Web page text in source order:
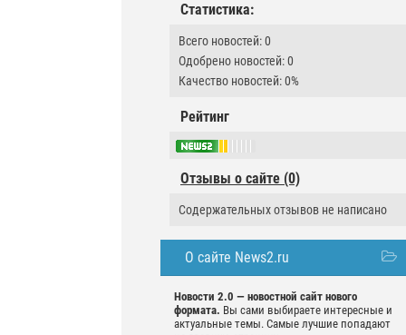
Статистика:
Всего новостей: 0
Одобрено новостей: 0
Качество новостей: 0%
Рейтинг
Отзывы о сайте (0)
Содержательных отзывов не написано
О сайте News2.ru
Новости 2.0 — новостной сайт нового
формата. Вы сами выбираете интересные и
актуальные темы. Самые лучшие попадают